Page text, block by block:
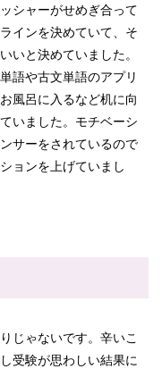
シャーがせめぎ合って
インを決めていて、そ
いと決めていました。
語や古文単語のアプリ
風呂に入るなど机に向
いました。モチベーシ
サーをされているので
ョンを上げていまし
じゃないです。辛いこ
受験が思わしい結果に